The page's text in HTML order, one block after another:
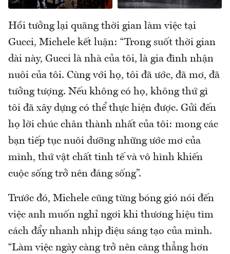
Hồi tưởng lại quãng thời gian làm việc tại
Gucci, Michele kết luận: “Trong suốt thời gian
dài này, Gucci là nhà của tôi, là gia đình nhận
nuôi của tôi. Cùng với họ, tôi đã ước, đã mơ, đã
tưởng tượng. Nếu không có họ, không thứ gì
tôi đã xây dựng có thể thực hiện được. Gửi đến
họ lời chúc chân thành nhất của tôi: mong các
bạn tiếp tục nuôi dưỡng những ước mơ của
mình, thứ vật chất tinh tế và vô hình khiến
cuộc sống trở nên đáng sống”.
Trước đó, Michele cũng từng bóng gió nói đến
việc anh muốn nghỉ ngơi khi thương hiệu tìm
cách đẩy nhanh nhịp điệu sáng tạo của mình.
“Làm việc ngày càng trở nên căng thẳng hơn